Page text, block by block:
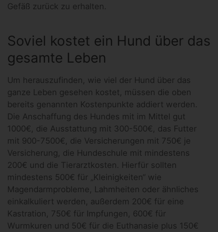
Gefäß zurück zu erhalten.
Soviel kostet ein Hund über das
gesamte Leben
Um herauszufinden, wie viel der Hund über das
ganze Leben gesehen kostet, müssen die oben
bereits genannten Kostenpunkte addiert werden.
Die Anschaffung des Hundes mit im Mittel gut
1000€, die Ausstattung mit 300-500€, das Futter
mit 900-7500€, die Versicherungen mit 750€ je
Versicherung, die Hundeschule mit mindestens
200€ und die Tierarztkosten. Hierfür sollten
mindestens 500€ für „Kleinigkeiten“ wie
Magendarmprobleme, Lahmheiten oder ähnliches
einkalkuliert werden, außerdem 200€ für eine
Kastration, 750€ für Impfungen, 600€ für
Wurmkuren und 50€ für die Euthanasie plus 150€